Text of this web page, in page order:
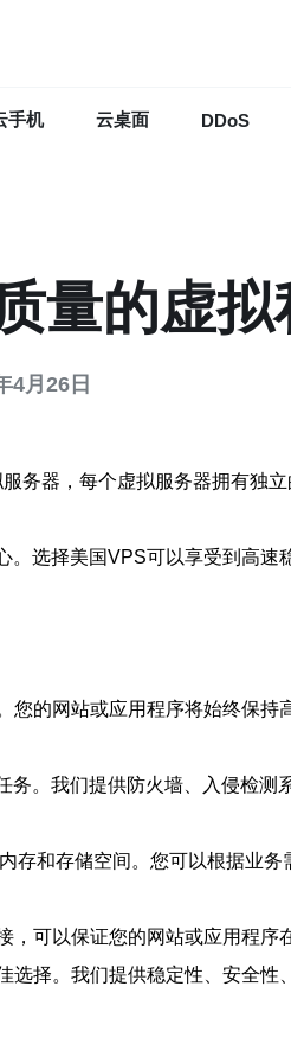
手机 云桌面 DDoS
量的虚
4月26日
务器，每个虚拟服务器拥有独
选择美国VPS可以享受到高
的网站或应用程序将始终保持
。我们提供防火墙、入侵检测
和存储空间。您可以根据业务
可以保证您的网站或应用程序
择。我们提供稳定性、安全